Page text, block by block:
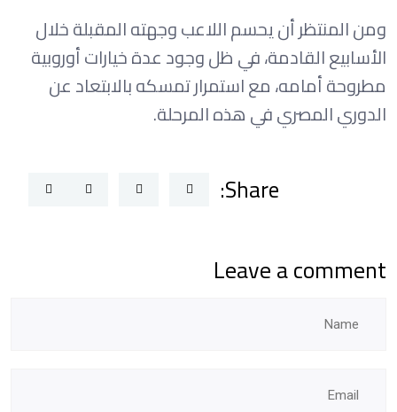
ومن المنتظر أن يحسم اللاعب وجهته المقبلة خلال
الأسابيع القادمة، في ظل وجود عدة خيارات أوروبية
مطروحة أمامه، مع استمرار تمسكه بالابتعاد عن
الدوري المصري في هذه المرحلة.
Share:
Leave a comment